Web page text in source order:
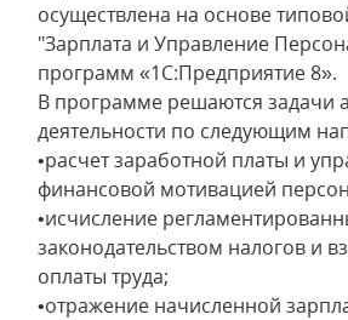
осуществлена на основе
"Зарплата и Управление
программ «1С:Предприятие 8».
В программе решаются задачи
деятельности по следующим
•расчет заработной платы и
финансовой мотивацией
•исчисление
законодательством налогов и
оплаты труда;
•отражение начисленной